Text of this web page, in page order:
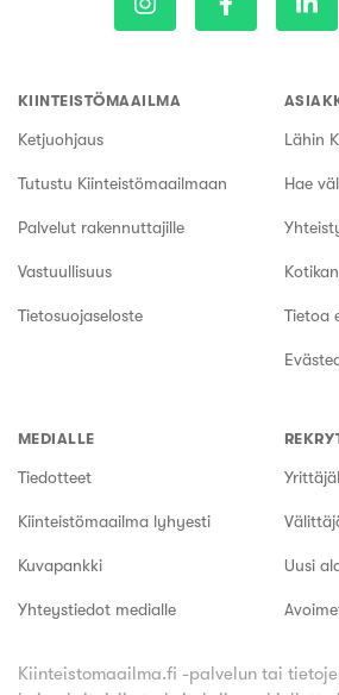
KIINTEISTÖMAAILMA
Ketjuohjaus
Tutustu Kiinteistömaailmaan
Palvelut rakennuttajille
Vastuullisuus
Tietosuojaseloste
Lähin
Hae
Tietoa
MEDIALLE
Tiedotteet
Kiinteistömaailma lyhyesti
Kuvapankki
Yhteystiedot medialle
Uusi
Kiinteistomaailma.fi -palvelun tai